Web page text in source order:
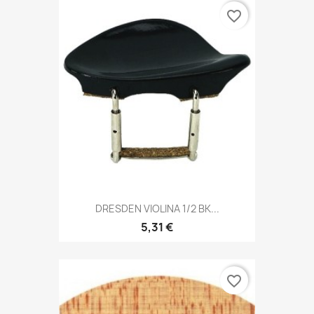
DRESDEN VIOLINA 1/2 BK...
5,31 €
favorite_border
favorite_border